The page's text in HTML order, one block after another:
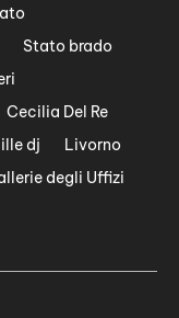
Stato brado
Cecilia Del Re
dj
Livorno
degli Uffizi